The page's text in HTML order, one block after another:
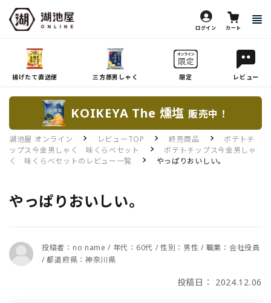
ログイン カート
揚げたて直送便 三方原男しゃく 限定 レビュー
KOIKEYA The 燻塩 販売中！
湖池屋 オンライン レビューTOP 終売商品
ポテトチ
ップス今金男しゃく 味くらべセット
ポテトチップス今金男しゃ
く 味くらべセットのレビュー一覧
やっぱりおいしい。
やっぱりおいしい。
投稿者：no name / 年代：60代 / 性別：男性 / 職業：会社役員
/ 都道府県：神奈川県
投稿日： 2024.12.06